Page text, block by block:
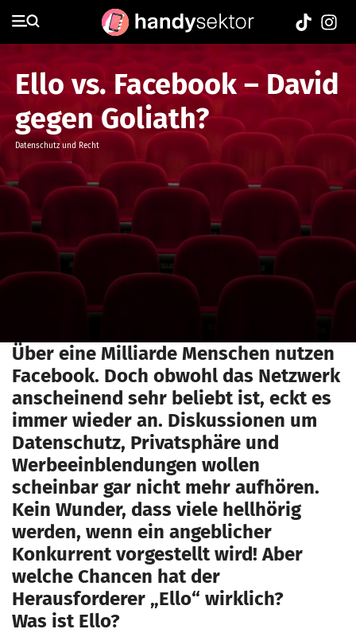
Ello vs. Facebook – David
gegen Goliath?
Datenschutz und Recht
Über eine Milliarde Menschen nutzen
Facebook. Doch obwohl das Netzwerk
anscheinend sehr beliebt ist, eckt es
immer wieder an. Diskussionen um
Datenschutz, Privatsphäre und
Werbeeinblendungen wollen
scheinbar gar nicht mehr aufhören.
Kein Wunder, dass viele hellhörig
werden, wenn ein angeblicher
Konkurrent vorgestellt wird! Aber
welche Chancen hat der
Herausforderer „Ello“ wirklich?
Was ist Ello?